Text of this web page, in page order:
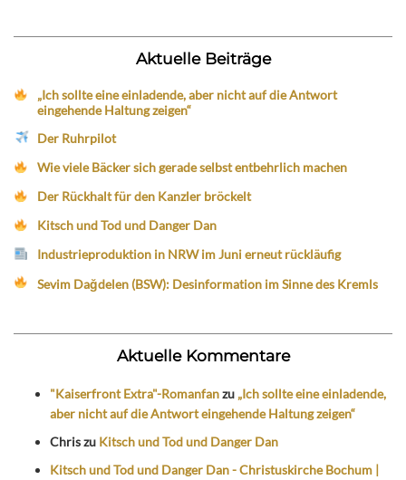
Aktuelle Beiträge
„Ich sollte eine einladende, aber nicht auf die Antwort
eingehende Haltung zeigen“
Der Ruhrpilot
Wie viele Bäcker sich gerade selbst entbehrlich machen
Der Rückhalt für den Kanzler bröckelt
Kitsch und Tod und Danger Dan
Industrieproduktion in NRW im Juni erneut rückläufig
Sevim Dağdelen (BSW): Desinformation im Sinne des Kremls
Aktuelle Kommentare
"Kaiserfront Extra"-Romanfanzu „Ich sollte eine einladende,
aber nicht auf die Antwort eingehende Haltung zeigen“
Chriszu Kitsch und Tod und Danger Dan
Kitsch und Tod und Danger Dan - Christuskirche Bochum |